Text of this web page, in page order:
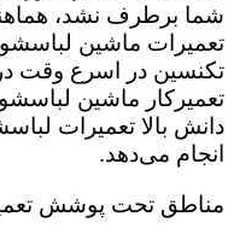
شما برطرف نشد،
تعمیرات ماشین
تکنسین در اسرع وقت
تعمیرکار ماشین
دانش بالا تعمیرات
انجام می‌دهد.
مناطق تحت پوشش